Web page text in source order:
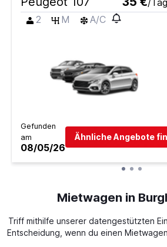
/Tag
2
M A/C
Gefunden
am
08/05/26
Ähnliche Angebote
Mietwagen in
Triff mithilfe unserer datengestützten
Entscheidung, wenn du einen